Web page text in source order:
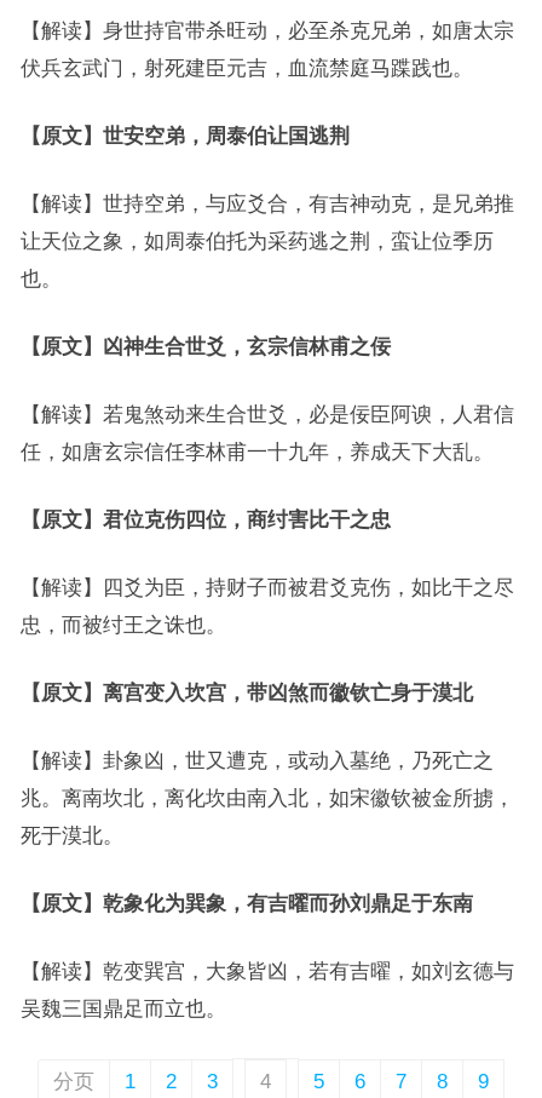
【解读】身世持官带杀旺动，必至杀克兄弟，如唐太宗
伏兵玄武门，射死建臣元吉，血流禁庭马蹀践也。
【原文】世安空弟，周泰伯让国逃荆
【解读】世持空弟，与应爻合，有吉神动克，是兄弟推
让天位之象，如周泰伯托为采药逃之荆，蛮让位季历
也。
【原文】凶神生合世爻，玄宗信林甫之佞
【解读】若鬼煞动来生合世爻，必是佞臣阿谀，人君信
任，如唐玄宗信任李林甫一十九年，养成天下大乱。
【原文】君位克伤四位，商纣害比干之忠
【解读】四爻为臣，持财子而被君爻克伤，如比干之尽
忠，而被纣王之诛也。
【原文】离宫变入坎宫，带凶煞而徽钦亡身于漠北
【解读】卦象凶，世又遭克，或动入墓绝，乃死亡之
兆。离南坎北，离化坎由南入北，如宋徽钦被金所掳，
死于漠北。
【原文】乾象化为巽象，有吉曜而孙刘鼎足于东南
【解读】乾变巽宫，大象皆凶，若有吉曜，如刘玄德与
吴魏三国鼎足而立也。
分页 1 2 3 4 5 6 7 8
9